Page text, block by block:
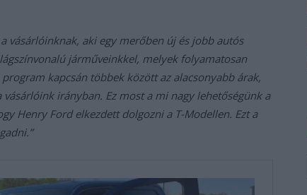
vásárlóinknak, aki egy merőben új és jobb autós
járműveinkkel, melyek folyamatosan
kapcsán többek között az alacsonyabb árak,
irányban. Ez most a mi nagy lehetőségünk a
Henry Ford elkezdett dolgozni a T-Modellen. Ezt a